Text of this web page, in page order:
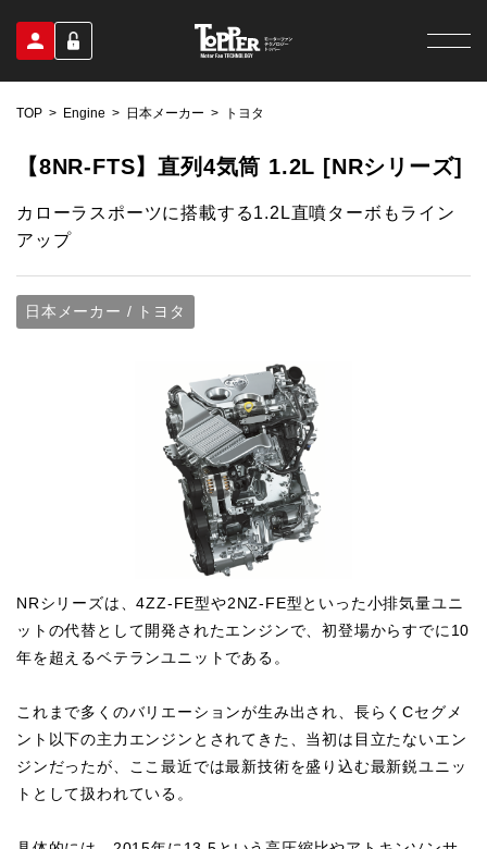
TOP Engine 日本メーカー トヨタ
【8NR-FTS】直列4気筒 1.2L [NRシリーズ]
カローラスポーツに搭載する1.2L直噴ターボもライン
アップ
日本メーカー / トヨタ
NRシリーズは、4ZZ-FE型や2NZ-FE型といった小排気量ユニ
ットの代替として開発されたエンジンで、初登場からすでに10
年を超えるベテランユニットである。
これまで多くのバリエーションが生み出され、長らくCセグメ
ント以下の主力エンジンとされてきた、当初は目立たないエン
ジンだったが、ここ最近では最新技術を盛り込む最新鋭ユニッ
トとして扱われている。